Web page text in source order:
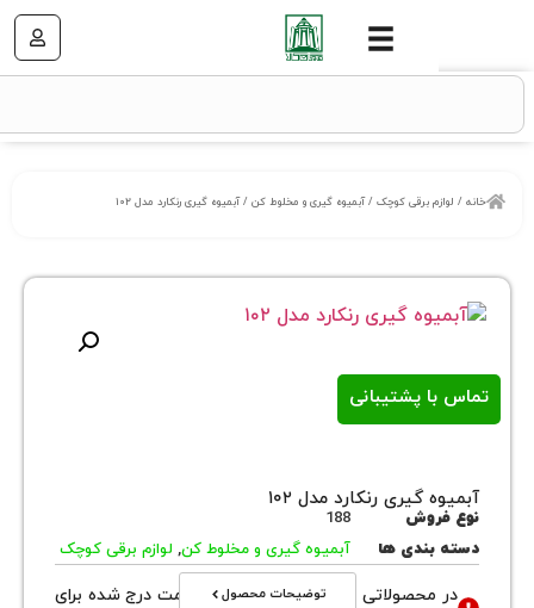
برقی کوچک/آبمیوه گیری و مخلوط کن/ آبمیوه گیری رنکارد مدل ۱۰۲
پشتیبانی
گیری رنکارد مدل ۱۰۲
188
ها
آبمیوه گیری و مخلوط کن,لوازم برقی کوچک
توضیحات محصول
محصولاتی با نوع فروش اقساطی قیمت درج شده برای